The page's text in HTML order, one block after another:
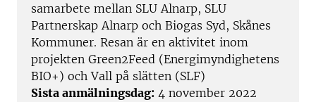
samarbete mellan SLU Alnarp, SLU
Partnerskap Alnarp och Biogas Syd, Skånes
Kommuner. Resan är en aktivitet inom
projekten Green2Feed (Energimyndighetens
BIO+) och Vall på slätten (SLF)
Sista anmälningsdag: 4 november 2022